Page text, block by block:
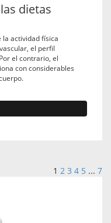
dietas
la actividad física
el perfil
el contrario, el
con considerables
1 2 3 4 5 ... 7